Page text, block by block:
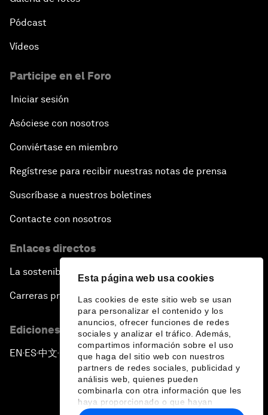
Esta página web usa cookies
Las cookies de este sitio web se usan
para personalizar el contenido y los
anuncios, ofrecer funciones de redes
sociales y analizar el tráfico. Además,
compartimos información sobre el uso
que haga del sitio web con nuestros
partners de redes sociales, publicidad y
análisis web, quienes pueden
combinarla con otra información que les
haya proporcionado o que hayan
Pódcast
Vídeos
Participe en el Foro
Iniciar sesión
Asóciese con nosotros
Conviértase en miembro
Regístrese para recibir nuestras notas de prensa
Suscríbase a nuestros boletines
Contacte con nosotros
Enlaces directos
La sostenibilidad en el Foro
Carreras profesionales
Ediciones en otros idiomas
EN ▪ ES▪中文▪ 日本語